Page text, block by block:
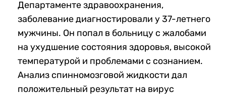
Департаменте здравоохранения,
заболевание диагностировали у 37-летнего
мужчины. Он попал в больницу с жалобами
на ухудшение состояния здоровья, высокой
температурой и проблемами с сознанием.
Анализ спинномозговой жидкости дал
положительный результат на вирус